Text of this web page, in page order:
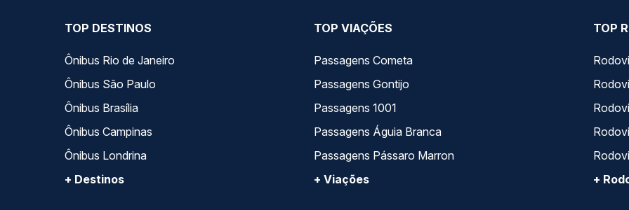
TOP DESTINOS
Ônibus Rio de Janeiro
Ônibus São Paulo
Ônibus Brasília
Ônibus Campinas
Ônibus Londrina
+ Destinos
TOP VIAÇÕES
Passagens Cometa
Passagens Gontijo
Passagens 1001
Passagens Águia Branca
Passagens Pássaro Marron
+ Viações
TOP
+